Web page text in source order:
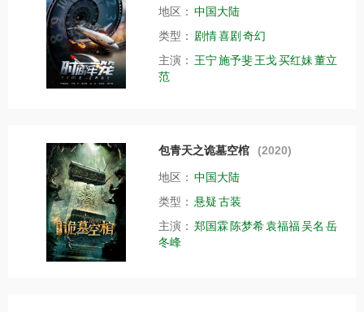
地区： 中国大陆
类型： 剧情喜剧 奇幻
主演： 王宁施予斐王戈买红妹董立
范
包青天之诡墓空棺 (2020)
地区： 中国大陆
类型： 悬疑古装
主演： 郑国霖 陈梦希袁福福吴名 岳
冬峰